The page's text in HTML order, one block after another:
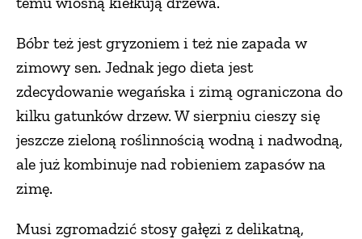
Bóbr też jest gryzoniem i też nie zapada w
zimowy sen. Jednak jego dieta jest
zdecydowanie wegańska i zimą ograniczona do
kilku gatunków drzew. W sierpniu cieszy się
jeszcze zieloną roślinnością wodną i nadwodną,
ale już kombinuje nad robieniem zapasów na
zimę.
Musi zgromadzić stosy gałęzi z delikatną,